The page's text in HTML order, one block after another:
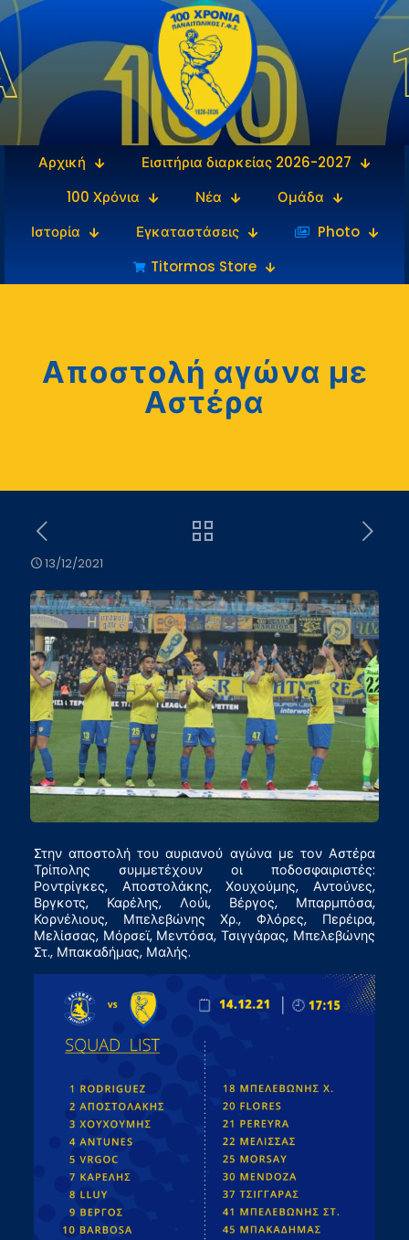
Αρχική
Εισιτήρια διαρκείας 2026-2027
100 Χρόνια
Νέα
Ομάδα
Ιστορία
Εγκαταστάσεις
‎‏‏‎ ‎Photo
Titormos Store
Αποστολή αγώνα με
Αστέρα
13/12/2021
Στην αποστολή του αυριανού αγώνα με τον Αστέρα
Τρίπολης συμμετέχουν οι ποδοσφαιριστές:
Ροντρίγκες, Αποστολάκης, Χουχούμης, Αντούνες,
Βργκοτς, Καρέλης, Λούι, Βέργος, Μπαρμπόσα,
Κορνέλιους, Μπελεβώνης Χρ., Φλόρες, Περέιρα,
Μελίσσας, Μόρσεϊ, Μεντόσα, Τσιγγάρας, Μπελεβώνης
Στ., Μπακαδήμας, Μαλής.